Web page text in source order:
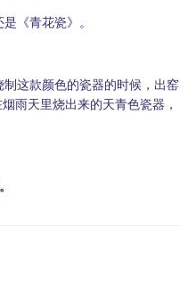
《青花瓷》。
这款颜色的瓷器的时候，出窑
雨天里烧出来的天青色瓷器，